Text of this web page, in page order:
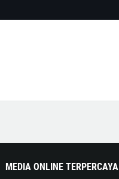
MEDIA ONLINE TERPERCAYA